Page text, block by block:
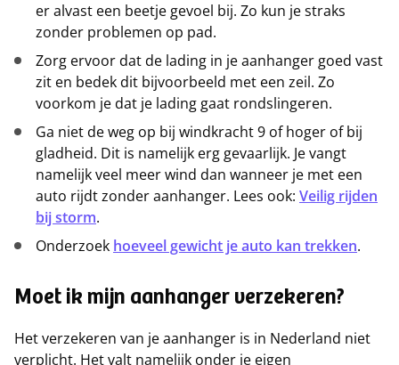
er alvast een beetje gevoel bij. Zo kun je straks
zonder problemen op pad.
Zorg ervoor dat de lading in je aanhanger goed vast
zit en bedek dit bijvoorbeeld met een zeil. Zo
voorkom je dat je lading gaat rondslingeren.
Ga niet de weg op bij windkracht 9 of hoger of bij
gladheid. Dit is namelijk erg gevaarlijk. Je vangt
namelijk veel meer wind dan wanneer je met een
auto rijdt zonder aanhanger. Lees ook: Veilig rijden
bij storm.
Onderzoek hoeveel gewicht je auto kan trekken.
Moet ik mijn aanhanger verzekeren?
Het verzekeren van je aanhanger is in Nederland niet
verplicht. Het valt namelijk onder je eigen